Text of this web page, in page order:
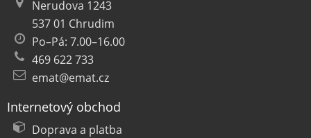
Nerudova 1243
537 01 Chrudim
Po–Pá: 7.00–16.00
469 622 733
emat@emat.cz
Internetový obchod
Doprava a platba